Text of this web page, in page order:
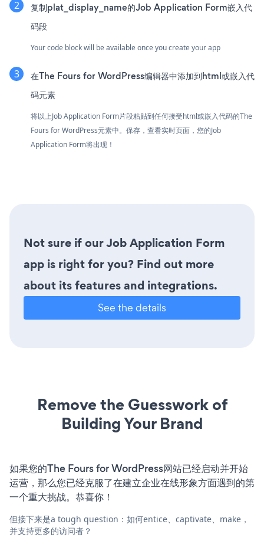
复制plat_display_name的Job Application Form嵌入代
码段
Your code block will be available once you create your app
在The Fours for WordPress编辑器中添加到html或嵌入代
码元素
将以上Job Application Form片段粘贴到任何接受html或嵌入代码的The
Fours for WordPress元素中。保存，查看实时页面，您的Job
Application Form将出现！
Not sure if our Job Application Form
app is right for you? Find out more
about its features and integrations.
See the details
Remove the Guesswork of
Building Your Brand
如果您的The Fours for WordPress网站已经启动并开始
运营，那么您已经克服了在建立企业在线形象方面遇到的第
一个重大挑战。恭喜你！
但接下来是a tough question：如何entice、captivate、make，
并支持更多的访问者？